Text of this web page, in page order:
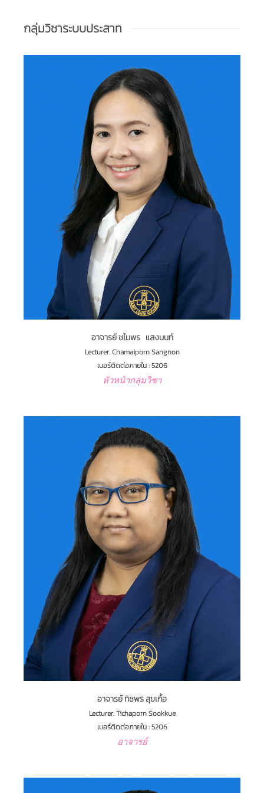
กลุ่มวิชาระบบประสาท
อาจารย์ ชไมพร แสงนนท์
Lecturer. Chamaiporn Sangnon
เบอร์ติดต่อภายใน : 5206
หัวหน้ากลุ่มวิชา
อาจารย์ ทิชพร สุขเกื้อ
Lecturer. Tichaporn Sookkue
เบอร์ติดต่อภายใน : 5206
อาจารย์